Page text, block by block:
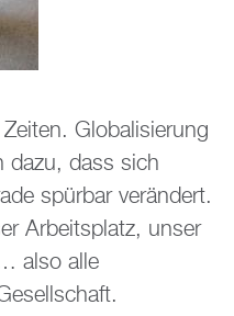
Globalisierung
dazu, dass sich
spürbar verändert.
Arbeitsplatz, unser
also alle